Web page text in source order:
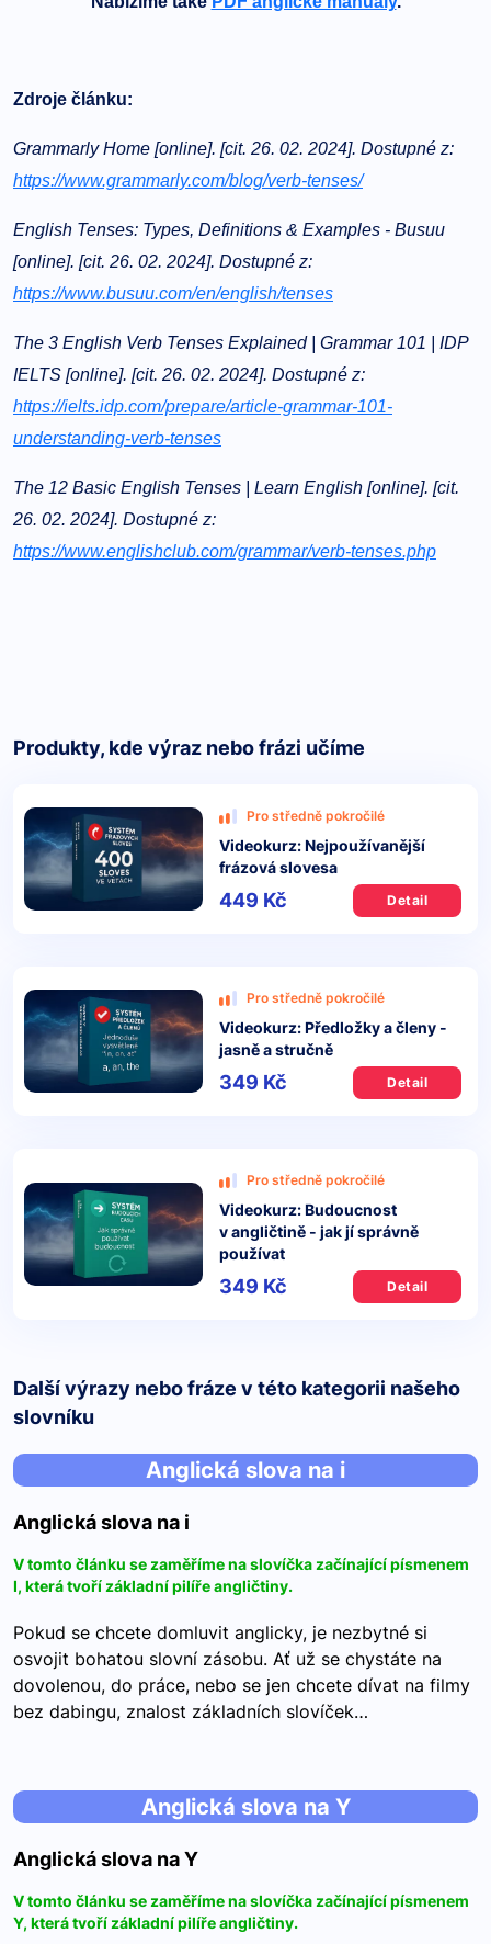
Zdroje článku:
Grammarly Home [online]. [cit. 26. 02. 2024]. Dostupné z:
https://www.grammarly.com/blog/verb-tenses/
English Tenses: Types, Definitions & Examples - Busuu
[online]. [cit. 26. 02. 2024]. Dostupné z:
https://www.busuu.com/en/english/tenses
The 3 English Verb Tenses Explained | Grammar 101 | IDP
IELTS [online]. [cit. 26. 02. 2024]. Dostupné z:
https://ielts.idp.com/prepare/article-grammar-101-
understanding-verb-tenses
The 12 Basic English Tenses | Learn English [online]. [cit.
26. 02. 2024]. Dostupné z:
https://www.englishclub.com/grammar/verb-tenses.php
Produkty, kde výraz nebo frázi učíme
Pro středně pokročilé
Videokurz: Nejpoužívanější
frázová slovesa
449 Kč Detail
Pro středně pokročilé
Videokurz: Předložky a členy -
jasně a stručně
349 Kč Detail
Pro středně pokročilé
Videokurz: Budoucnost
v angličtině - jak jí správně
používat
349 Kč Detail
Další výrazy nebo fráze v této kategorii našeho
slovníku
Anglická slova na i
Anglická slova na i
V tomto článku se zaměříme na slovíčka začínající písmenem
I, která tvoří základní pilíře angličtiny.
Pokud se chcete domluvit anglicky, je nezbytné si
osvojit bohatou slovní zásobu. Ať už se chystáte na
dovolenou, do práce, nebo se jen chcete dívat na filmy
bez dabingu, znalost základních slovíček…
Anglická slova na Y
Anglická slova na Y
V tomto článku se zaměříme na slovíčka začínající písmenem
Y, která tvoří základní pilíře angličtiny.